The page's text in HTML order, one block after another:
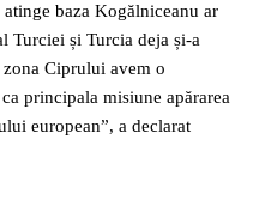
baza Kogălniceanu ar
Turciei și Turcia deja și-a
Ciprului avem o
principala misiune apărarea
european”, a declarat